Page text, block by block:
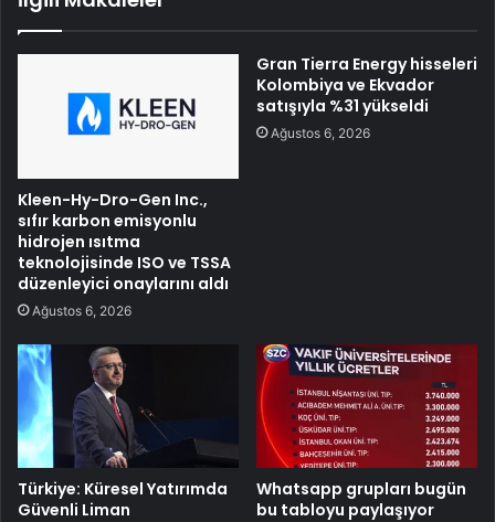
Kleen-Hy-Dro-Gen Inc.,
sıfır karbon emisyonlu
hidrojen ısıtma
teknolojisinde ISO ve TSSA
düzenleyici onaylarını aldı
Ağustos 6, 2026
Gran Tierra Energy hisseleri
Kolombiya ve Ekvador
satışıyla %31 yükseldi
Ağustos 6, 2026
Türkiye: Küresel Yatırımda
Güvenli Liman
Whatsapp grupları bugün
bu tabloyu paylaşıyor